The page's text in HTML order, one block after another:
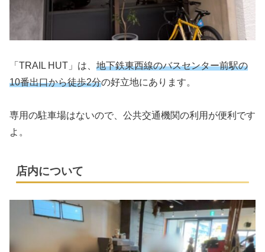
「TRAIL HUT」は、 地下鉄東西線のバスセンター前駅の
10番出口から徒歩2分の好立地にあります。
専用の駐車場はないので、公共交通機関の利用が便利です
よ。
店内について